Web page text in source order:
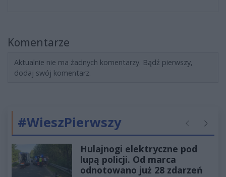
Komentarze
Aktualnie nie ma żadnych komentarzy. Bądź pierwszy,
dodaj swój komentarz.
#WieszPierwszy Poprzednie
Hulajnogi elektryczne pod
lupą policji. Od marca
odnotowano już 28 zdarzeń